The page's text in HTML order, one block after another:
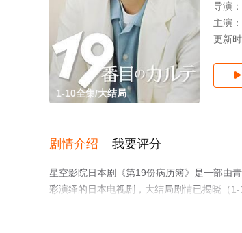
1-10全集/大结局
导演：
主演：
更新时

剧情介绍 我要评分
星空影院日本剧《第19份病历簿》是一部由
彩演绎的日本电视剧，大结局剧情已揭晓（
观看，更多剧情信息可移步至豆瓣电视剧、